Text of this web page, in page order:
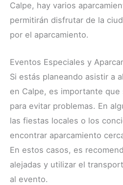
Calpe, hay varios
permitirán disfrutar de la
por el aparcamiento.
Eventos Especiales y
Si estás planeando asistir a
en Calpe, es importante que
para evitar problemas. En
las fiestas locales o los
encontrar aparcamiento
En estos casos, es
alejadas y utilizar el
al evento.